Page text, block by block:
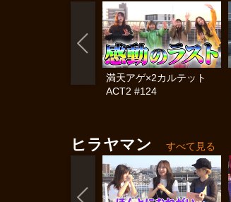
満天アゲ×2カルテット
ACT2 #124
ヒラヤマン すべて見る